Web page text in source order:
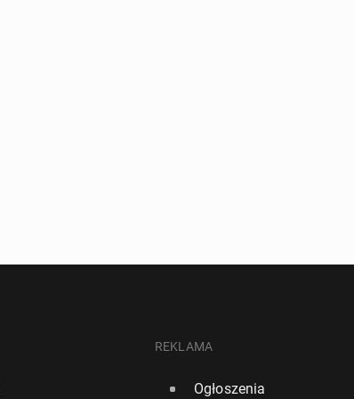
REKLAMA
Ogłoszenia